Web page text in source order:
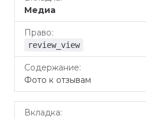
Медиа
review_view
Фото к отзывам